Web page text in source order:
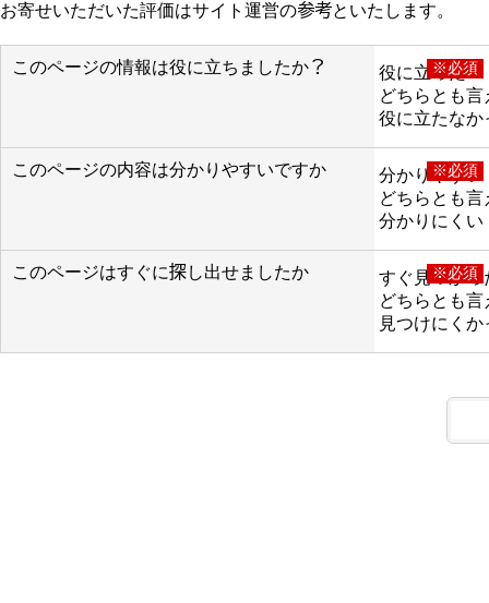
お寄せいただいた評価はサイト運営の参考といたします。
このページの情報は役に立ちましたか？ ※必須
役に立った
どちらとも言
役に立たなか
このページの内容は分かりやすいですか ※必須
分かりやすい
どちらとも言
分かりにくい
このページはすぐに探し出せましたか ※必須
すぐ見つかっ
どちらとも言
見つけにくか